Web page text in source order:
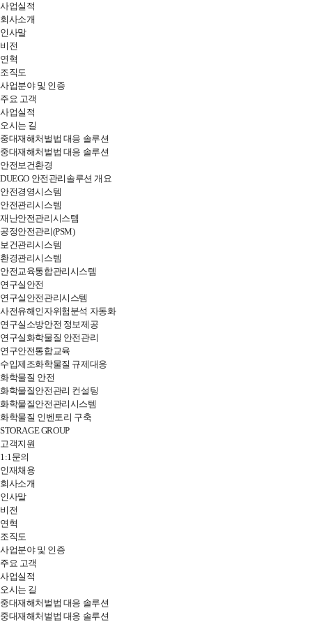
DUEGO
SYSTEM
사업실적
회사소개
인사말
비전
연혁
조직도
사업분야 및 인증
주요 고객
사업실적
오시는 길
중대재해처벌법 대응 솔루션
중대재해처벌법 대응 솔루션
안전보건환경
DUEGO 안전관리솔루션 개요
안전경영시스템
안전관리시스템
재난안전관리시스템
공정안전관리(PSM)
보건관리시스템
환경관리시스템
안전교육통합관리시스템
연구실안전
연구실안전관리시스템
사전유해인자위험분석 자동화
연구실소방안전 정보제공
연구실화학물질 안전관리
연구안전통합교육
수입제조화학물질 규제대응
화학물질 안전
화학물질안전관리 컨설팅
화학물질안전관리시스템
화학물질 인벤토리 구축
STORAGE GROUP
고객지원
1:1문의
인재채용
전
체
메
뉴
열
기
회사소개
인사말
비전
연혁
조직도
사업분야 및 인증
주요 고객
사업실적
오시는 길
중대재해처벌법 대응 솔루션
중대재해처벌법 대응 솔루션